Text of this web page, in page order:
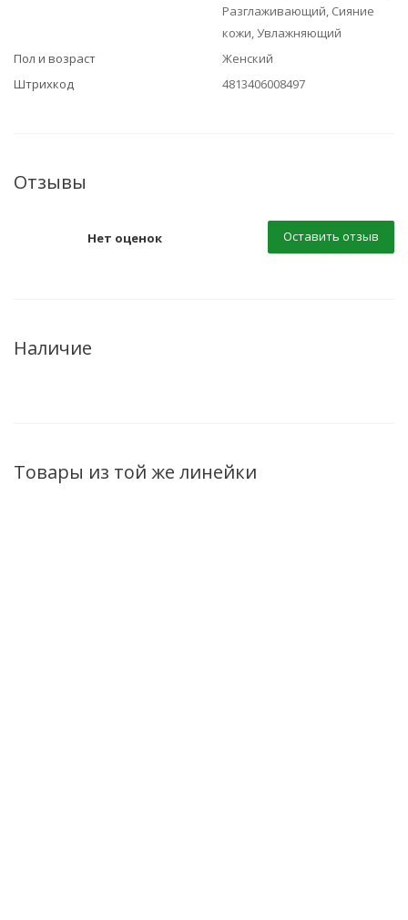
Разглаживающий, Сияние
кожи, Увлажняющий
Пол и возраст
Женский
Штрихкод
4813406008497
Отзывы
Нет оценок Оставить отзыв
Наличие
Товары из той же линейки